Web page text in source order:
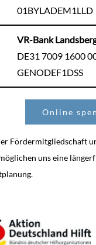
01BYLADEM1LLD
VR-Bank
DE31 7009 1600
GENODEF1DSS
Online
Fördermitgliedschaft
uns eine